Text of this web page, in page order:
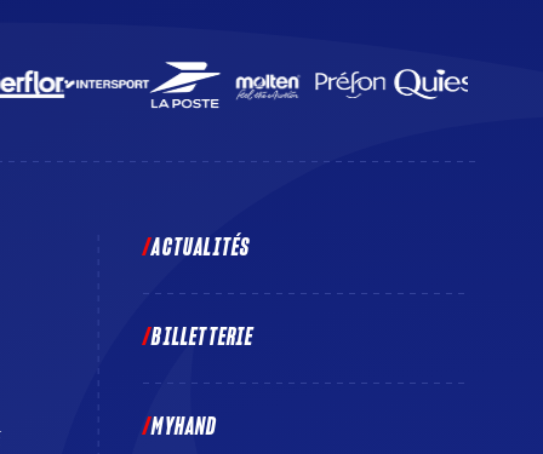
ACTUALITÉS
BILLETTERIE
MYHAND